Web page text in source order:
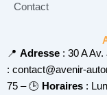
Contact
📍 Adresse : 30 A
: contact@avenir-
75 – 🕒 Horaires :